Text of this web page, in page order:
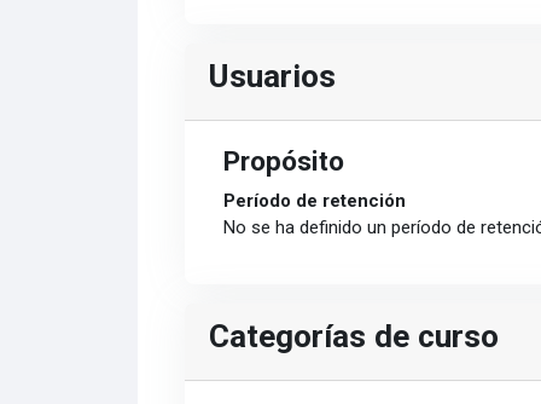
Usuarios
Propósito
Período de retención
No se ha definido un período de
Categorías de curso